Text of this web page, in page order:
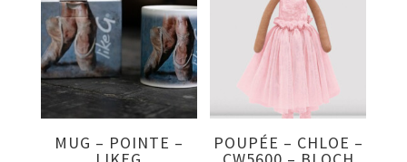
MUG – POINTE – POUPÉE – CHLOE –